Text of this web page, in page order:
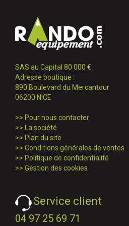
SAS au Capital 80 000 €
Adresse boutique :
890 Boulevard du Mercantour
06200 NICE
>> Pour nous contacter
>>
La société
>> Plan du site
>> Conditions générales de ventes
>> Politique de confidentialité
>> Gestion des cookies
Service client
04 97 25 69 71